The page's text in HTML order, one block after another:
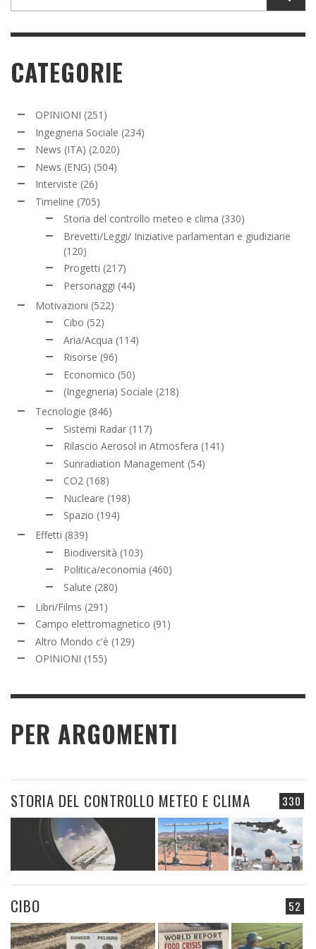
CATEGORIE
OPINIONI (251)
Ingegneria Sociale (234)
News (ITA) (2.020)
News (ENG) (504)
Interviste (26)
Timeline (705)
Storia del controllo meteo e clima (330)
Brevetti/Leggi/ Iniziative parlamentari e giudiziarie
(120)
Progetti (217)
Personaggi (44)
Motivazioni (522)
Cibo (52)
Aria/Acqua (114)
Risorse (96)
Economico (50)
(Ingegneria) Sociale (218)
Tecnologie (846)
Sistemi Radar (117)
Rilascio Aerosol in Atmosfera (141)
Sunradiation Management (54)
CO2 (168)
Nucleare (198)
Spazio (194)
Effetti (839)
Biodiversità (103)
Politica/economia (460)
Salute (280)
Libri/Films (291)
Campo elettromagnetico (91)
Altro Mondo c'è (129)
OPINIONI (155)
PER ARGOMENTI
330
STORIA DEL CONTROLLO METEO E CLIMA
52
CIBO